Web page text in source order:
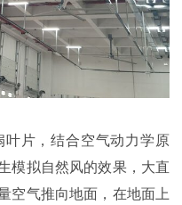
叶片，结合空气动力学原
模拟自然风的效果，大直
空气推向地面，在地面上